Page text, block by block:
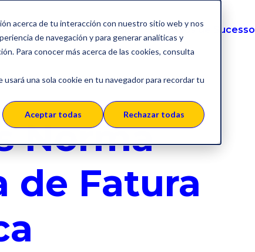
acerca de tu interacción con nuestro sitio web y nos
de navegación y para generar analíticas y
Para conocer más acerca de las cookies, consulta
una sola cookie en tu navegador para recordar tu
Aceptar todas Rechazar todas
Sobre a SERES Casos de Sucesso
Norma
de Fatura